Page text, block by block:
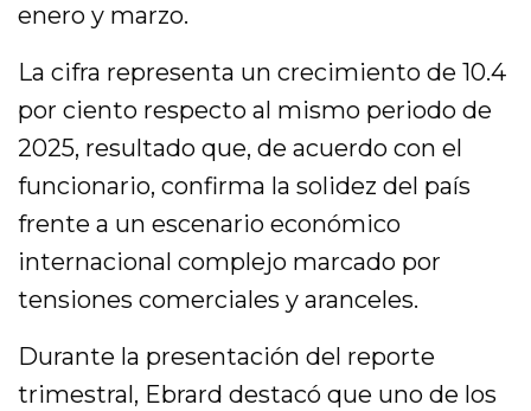
enero y marzo.
La cifra representa un crecimiento de 10.4
por ciento respecto al mismo periodo de
2025, resultado que, de acuerdo con el
funcionario, confirma la solidez del país
frente a un escenario económico
internacional complejo marcado por
tensiones comerciales y aranceles.
Durante la presentación del reporte
trimestral, Ebrard destacó que uno de los